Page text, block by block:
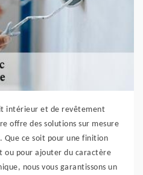
intérieur et de revêtement
offre des solutions sur mesure
ce soit pour une finition
ou pour ajouter du caractère
nous vous garantissons un